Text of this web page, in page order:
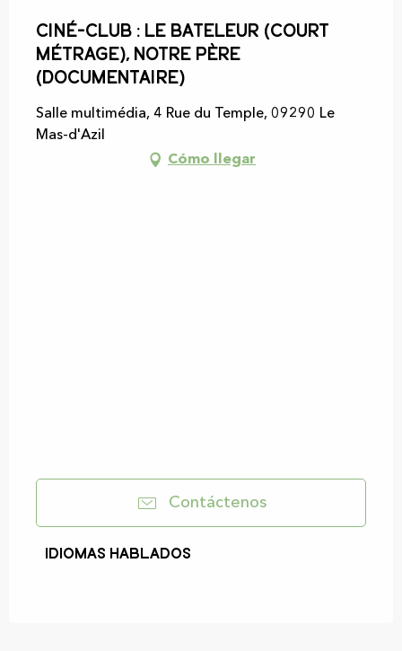
Ciné-club : Le Bateleur (court
métrage), Notre Père
(Documentaire)
Salle multimédia, 4 Rue du Temple, 09290 Le
Mas-d'Azil
Cómo llegar
Contáctenos
Idiomas hablados
Idiomas hablados